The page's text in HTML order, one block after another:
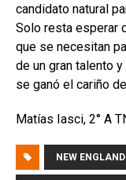
candidato natural
Solo resta esperar
que se necesitan
de un gran talento
se ganó el cariño
Matías Iasci, 2° A
NEW